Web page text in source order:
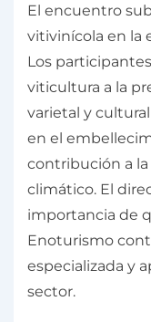
El encuentro
vitivinícola en la
Los
viticultura a la
varietal y
en el
contribución a
climático. El
importancia de
Enoturismo
especializada y
sector.